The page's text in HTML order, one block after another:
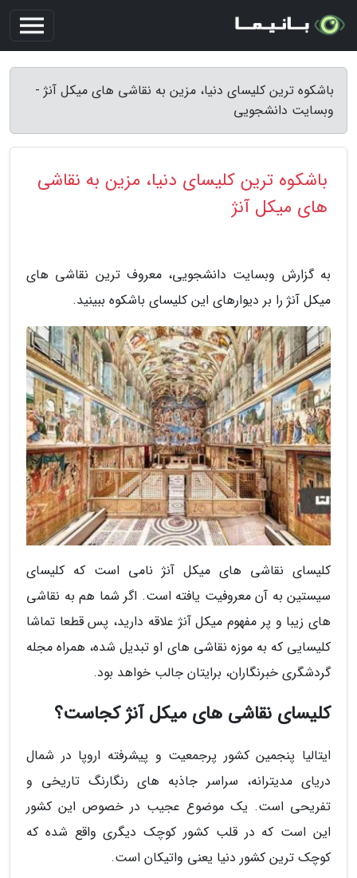
باشکوه ترین کلیسای دنیا، مزین به نقاشی های میکل آنژ -
وبسایت دانشجویی
باشکوه ترین کلیسای دنیا، مزین به نقاشی
های میکل آنژ
به گزارش وبسایت دانشجویی، معروف ترین نقاشی های
میکل آنژ را بر دیوارهای این کلیسای باشکوه ببینید.
کلیسای نقاشی های میکل آنژ نامی است که کلیسای
سیستین به آن معروفیت یافته است. اگر شما هم به نقاشی
های زیبا و پر مفهوم میکل آنژ علاقه دارید، پس قطعا تماشا
کلیسایی که به موزه نقاشی های او تبدیل شده، همراه مجله
گردشگری خبرنگاران، برایتان جالب خواهد بود.
کلیسای نقاشی های میکل آنژ کجاست؟
ایتالیا پنجمین کشور پرجمعیت و پیشرفته اروپا در شمال
دریای مدیترانه، سراسر جاذبه های رنگارنگ تاریخی و
تفریحی است. یک موضوع عجیب در خصوص این کشور
این است که در قلب کشور کوچک دیگری واقع شده که
کوچک ترین کشور دنیا یعنی واتیکان است.